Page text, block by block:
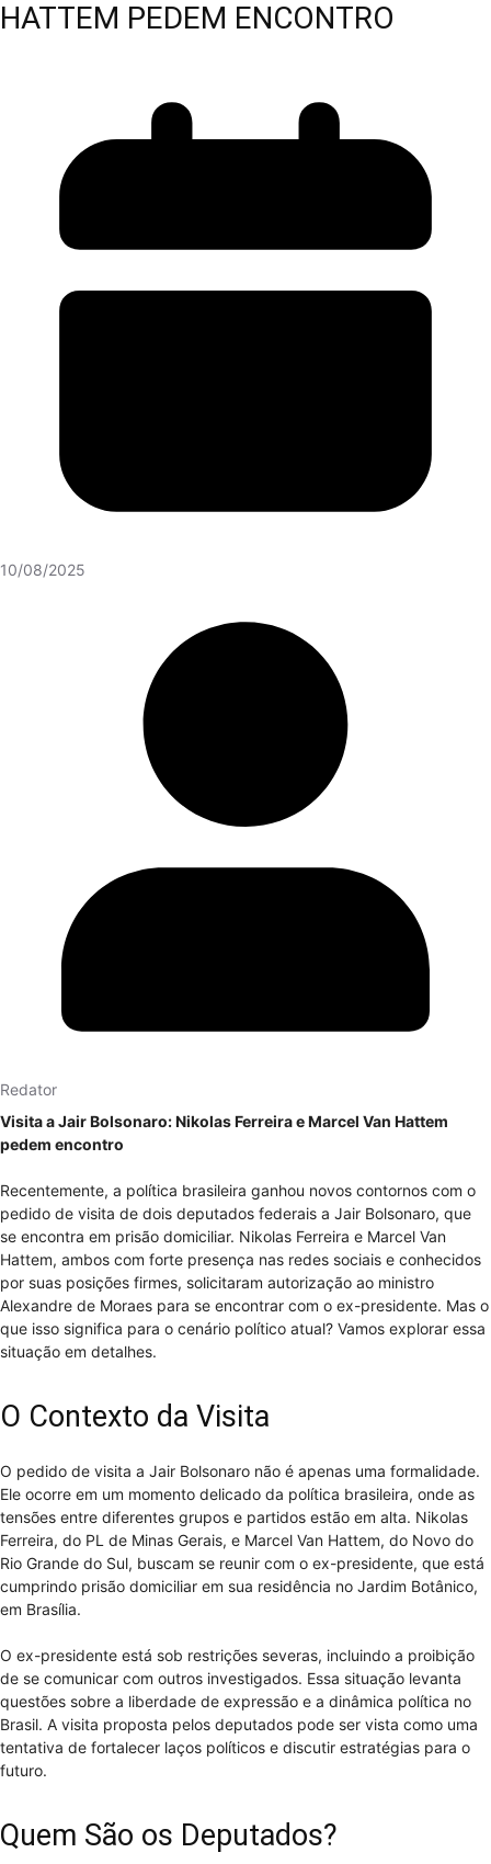
HATTEM PEDEM ENCONTRO
10/08/2025
Redator
Visita a Jair Bolsonaro: Nikolas Ferreira e Marcel Van Hattem
pedem encontro
Recentemente, a política brasileira ganhou novos contornos com o
pedido de visita de dois deputados federais a Jair Bolsonaro, que
se encontra em prisão domiciliar. Nikolas Ferreira e Marcel Van
Hattem, ambos com forte presença nas redes sociais e conhecidos
por suas posições firmes, solicitaram autorização ao ministro
Alexandre de Moraes para se encontrar com o ex-presidente. Mas o
que isso significa para o cenário político atual? Vamos explorar essa
situação em detalhes.
O Contexto da Visita
O pedido de visita a Jair Bolsonaro não é apenas uma formalidade.
Ele ocorre em um momento delicado da política brasileira, onde as
tensões entre diferentes grupos e partidos estão em alta. Nikolas
Ferreira, do PL de Minas Gerais, e Marcel Van Hattem, do Novo do
Rio Grande do Sul, buscam se reunir com o ex-presidente, que está
cumprindo prisão domiciliar em sua residência no Jardim Botânico,
em Brasília.
O ex-presidente está sob restrições severas, incluindo a proibição
de se comunicar com outros investigados. Essa situação levanta
questões sobre a liberdade de expressão e a dinâmica política no
Brasil. A visita proposta pelos deputados pode ser vista como uma
tentativa de fortalecer laços políticos e discutir estratégias para o
futuro.
Quem São os Deputados?